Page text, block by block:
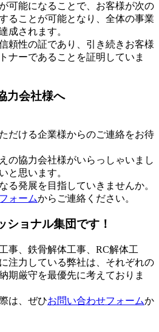
可能になることで、お客様が次の
ることが可能となり、全体の事業
成されます。
頼性の証であり、引き続きお客様
ナーであることを証明していま
力会社様へ
だける企業様からのご連絡をお待
の協力会社様がいらっしゃいまし
と思います。
る発展を目指していきませんか。
ォームからご連絡ください。
ショナル集団です！
事、鉄骨解体工事、RC解体工
注力している弊社は、それぞれの
期厳守を最優先に考えておりま
は、ぜひお問い合わせフォームか